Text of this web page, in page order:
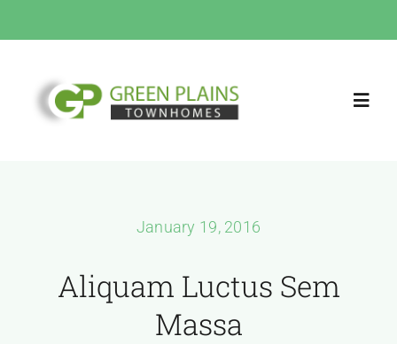
Amenities & Site Dev
January 19, 2016
Aliquam Luctus Sem
Massa